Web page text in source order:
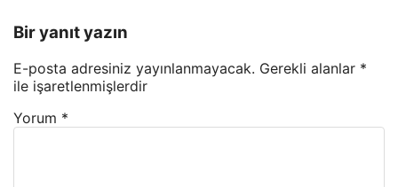
Bir yanıt yazın
E-posta adresiniz yayınlanmayacak. Gerekli alanlar *
ile işaretlenmişlerdir
Yorum *